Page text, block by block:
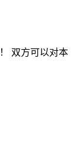
双方可以对本